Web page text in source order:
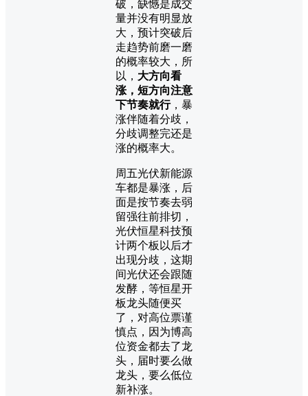
破，缺憾是成交
量并没有明显放
大，预计突破后
走趋势前磨一磨
的概率较大，所
以， 大方向看
涨，短方向注意
下节奏就行，暴
涨伴随着分歧，
分歧调整完还是
涨的概率大。
周五光伏新能源
车都是暴涨，后
面是按节奏去弱
留强往前排切，
光伏恒星科技预
计两个板以后才
出现分歧，这期
间光伏还会跟随
发酵，等恒星开
板龙头随便买
了，对高位票谨
慎点，因为博高
位资金都去了龙
头，届时要么做
龙头，要么低位
新补涨。